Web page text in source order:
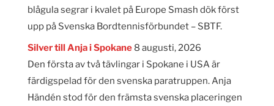
blågula segrar i kvalet på Europe Smash dök först
upp på Svenska Bordtennisförbundet – SBTF.
Silver till Anja i Spokane 8 augusti, 2026
Den första av två tävlingar i Spokane i USA är
färdigspelad för den svenska paratruppen. Anja
Händén stod för den främsta svenska placeringen